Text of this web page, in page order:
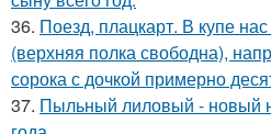
36. Поезд, плацкарт. В купе
(верхняя полка свободна),
сорока с дочкой примерно
37. Пыльный лиловый - новый